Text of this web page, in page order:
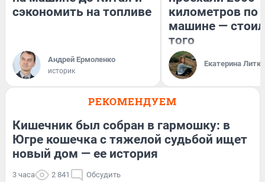
сэкономить на топливе
Андрей Ермоленко
историк
километров по
машине —
того
Екатерина
РЕКОМЕНДУЕМ
Кишечник был собран в гармошку: в
Югре кошечка с тяжелой судьбой ищет
новый дом — ее история
3 часа 2 841 Обсудить